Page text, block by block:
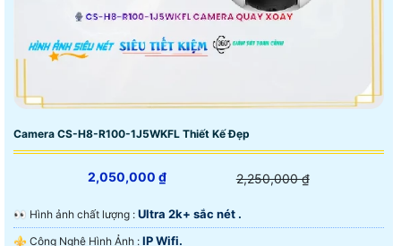
Camera CS-H8-R100-1J5WKFL Thiết Kế Đẹp
2,050,000 ₫ 2,250,000 ₫
️👀 Hình ảnh chất lượng : Ultra 2k+ sắc nét .
⚜️ Công Nghệ Hình Ảnh : IP Wifi.